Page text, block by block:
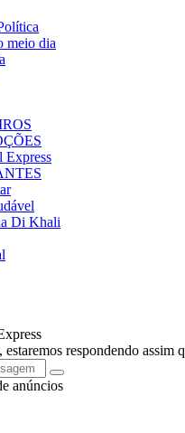
meio dia
Express
Di Khali
estaremos respondendo assim